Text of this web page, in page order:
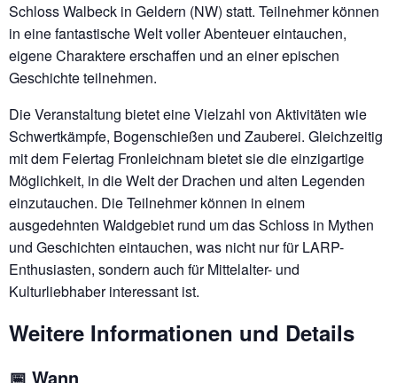
Schloss Walbeck in Geldern (NW) statt. Teilnehmer können
in eine fantastische Welt voller Abenteuer eintauchen,
eigene Charaktere erschaffen und an einer epischen
Geschichte teilnehmen.
Die Veranstaltung bietet eine Vielzahl von Aktivitäten wie
Schwertkämpfe, Bogenschießen und Zauberei. Gleichzeitig
mit dem Feiertag Fronleichnam bietet sie die einzigartige
Möglichkeit, in die Welt der Drachen und alten Legenden
einzutauchen. Die Teilnehmer können in einem
ausgedehnten Waldgebiet rund um das Schloss in Mythen
und Geschichten eintauchen, was nicht nur für LARP-
Enthusiasten, sondern auch für Mittelalter- und
Kulturliebhaber interessant ist.
Weitere Informationen und Details
📅 Wann